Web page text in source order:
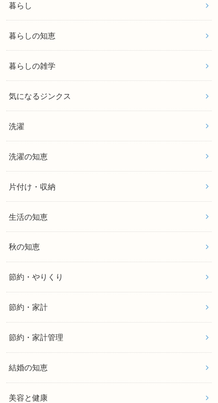
暮らし
暮らしの知恵
暮らしの雑学
気になるジンクス
洗濯
洗濯の知恵
片付け・収納
生活の知恵
秋の知恵
節約・やりくり
節約・家計
節約・家計管理
結婚の知恵
美容と健康